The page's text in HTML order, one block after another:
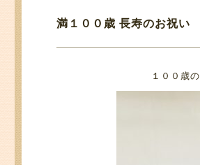
満１００歳 長寿のお祝い
１００歳